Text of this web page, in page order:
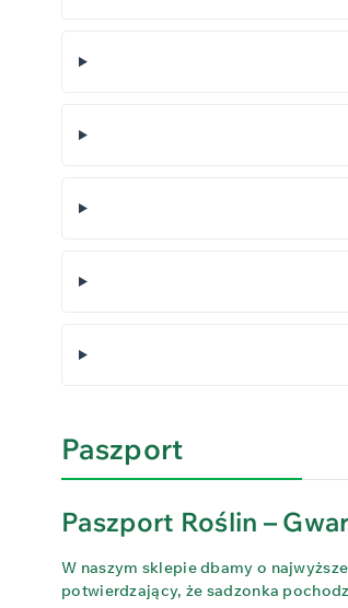
Paszport
Paszport Roślin –
W naszym sklepie dbamy o
potwierdzający, że sadzonka